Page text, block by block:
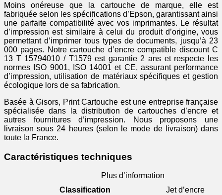
Moins onéreuse que la cartouche de marque, elle est
fabriquée selon les spécifications d’Epson, garantissant ainsi
une parfaite compatibilité avec vos imprimantes. Le résultat
d’impression est similaire à celui du produit d’origine, vous
permettant d’imprimer tous types de documents, jusqu’à 23
000 pages. Notre cartouche d’encre compatible discount C
13 T 15794010 / T1579 est garantie 2 ans et respecte les
normes ISO 9001, ISO 14001 et CE, assurant performance
d’impression, utilisation de matériaux spécifiques et gestion
écologique lors de sa fabrication.
Basée à Gisors, Print Cartouche est une entreprise française
spécialisée dans la distribution de cartouches d’encre et
autres fournitures d’impression. Nous proposons une
livraison sous 24 heures (selon le mode de livraison) dans
toute la France.
Caractéristiques techniques
Plus d’information
Classification
Jet d’encre